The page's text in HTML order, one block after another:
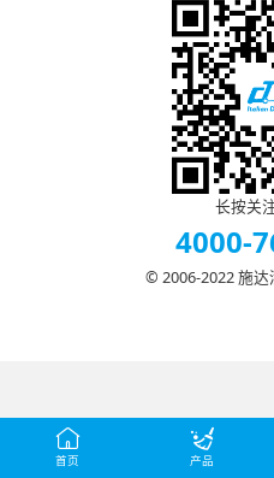
长按关
4000-
© 2006-2022 施
首页 产品